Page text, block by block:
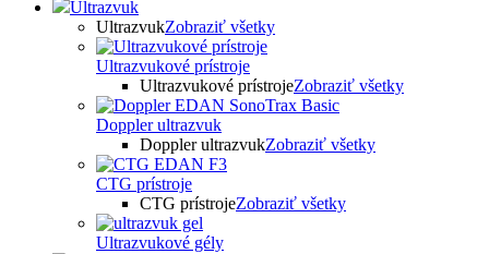
Ultrazvuk
UltrazvukZobraziť všetky
Ultrazvukové prístroje
Ultrazvukové prístrojeZobraziť všetky
Doppler ultrazvuk
Doppler ultrazvukZobraziť všetky
CTG prístroje
CTG prístrojeZobraziť všetky
Ultrazvukové gély